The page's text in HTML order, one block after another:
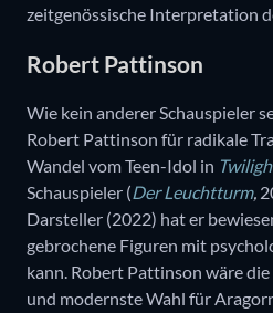
zeitgenössische Interpretation
Robert Pattinson
Wie kein anderer Schauspieler
Robert Pattinson für radikale
Wandel vom Teen-Idol in
Schauspieler (Der Leuchtturm,
Darsteller (2022) hat er
gebrochene Figuren mit
kann. Robert Pattinson wäre
und modernste Wahl für